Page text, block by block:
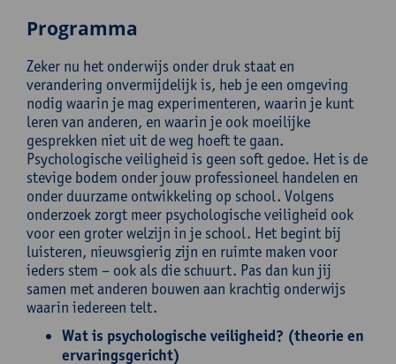
Programma
Zeker nu het onderwijs onder druk staat en
verandering onvermijdelijk is, heb je een omgeving
nodig waarin je mag experimenteren, waarin je kunt
leren van anderen, en waarin je ook moeilijke
gesprekken niet uit de weg hoeft te gaan.
Psychologische veiligheid is geen soft gedoe. Het is de
stevige bodem onder jouw professioneel handelen en
onder duurzame ontwikkeling op school. Volgens
onderzoek zorgt meer psychologische veiligheid ook
voor een groter welzijn in je school. Het begint bij
luisteren, nieuwsgierig zijn en ruimte maken voor
ieders stem – ook als die schuurt. Pas dan kun jij
samen met anderen bouwen aan krachtig onderwijs
waarin iedereen telt.
Wat is psychologische veiligheid? (theorie en
ervaringsgericht)